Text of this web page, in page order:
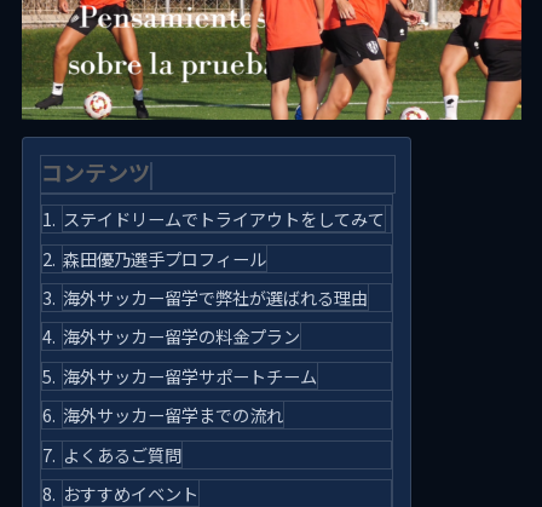
コンテンツ
ステイドリームでトライアウトをしてみて
森田優乃選手プロフィール
海外サッカー留学で弊社が選ばれる理由
海外サッカー留学の料金プラン
海外サッカー留学サポートチーム
海外サッカー留学までの流れ
よくあるご質問
おすすめイベント